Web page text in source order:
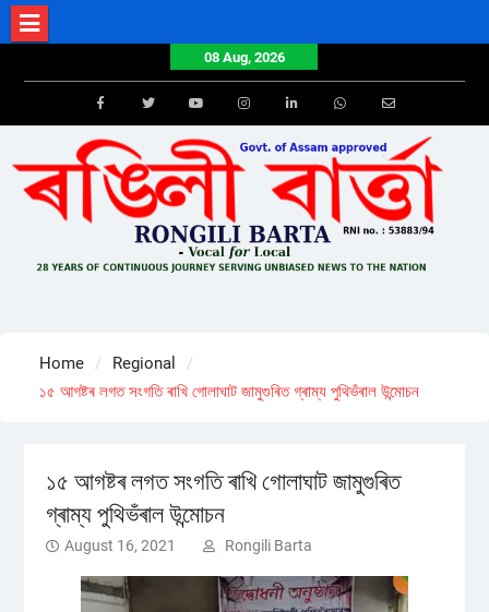
Skip
to
08 Aug, 2026
FacebookTwitterYoutube Email
Home
Regional
১৫ আগষ্টৰ লগত সংগতি ৰাখি গোলাঘাট জামুগুৰিত গ্ৰাম্য পুথিভঁৰাল উন্মোচন
১৫ আগষ্টৰ লগত সংগতি ৰাখি গোলাঘাট জামুগুৰিত
গ্ৰাম্য পুথিভঁৰাল উন্মোচন
August 16, 2021 Rongili Barta